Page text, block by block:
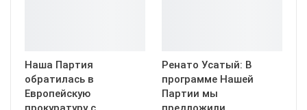
Наша Партия
обратилась в
Европейскую
Ренато Усатый: В
программе Нашей
Партии мы